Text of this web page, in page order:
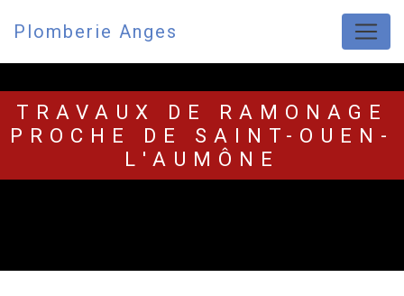
Plomberie Anges
TRAVAUX DE RAMONAGE
PROCHE DE SAINT-OUEN-
L'AUMÔNE